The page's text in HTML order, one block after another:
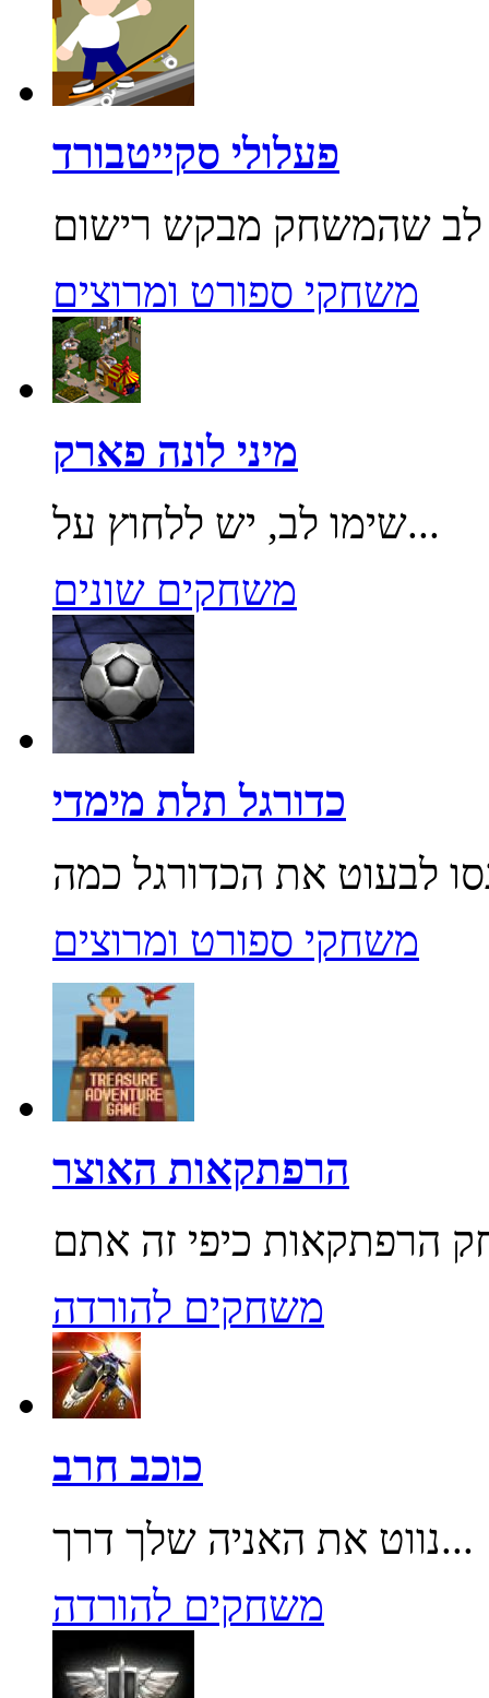
פעלולי סקייטבורד
משחקי ספורט ומרוצים
מיני לונה פארק
שימו לב, יש ללחוץ על...
משחקים שונים
כדורגל תלת מימדי
משחקי ספורט ומרוצים
הרפתקאות האוצר
משחקים להורדה
כוכב חרב
נווט את האניה שלך דרך...
משחקים להורדה